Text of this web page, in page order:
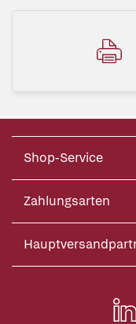
Shop-Service
Zahlungsarten